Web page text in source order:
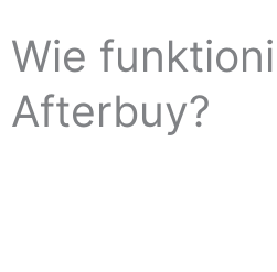
Wie
Afterbuy?